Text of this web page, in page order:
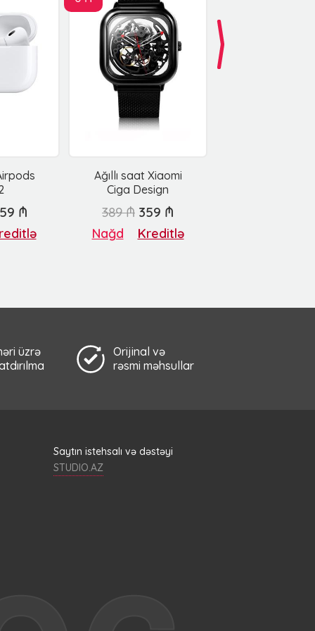
Ağıllı saat Xiaomi
Ciga Design
₼ 389 ₼ 359 ₼
Nağd Kreditlə
üzrə
Orijinal və
rəsmi məhsullar
Saytın istehsalı və dəstəyi
STUDIO.AZ